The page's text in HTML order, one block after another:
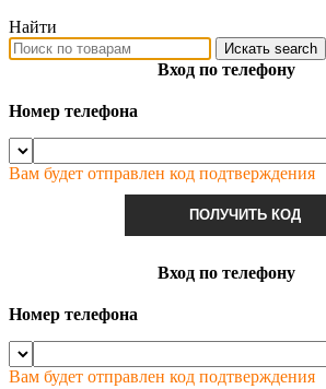
Найти
Искать search
Вход по телефону
Номер телефона
Вам будет отправлен код подтверждения
ПОЛУЧИТЬ КОД
Вход по телефону
Номер телефона
Вам будет отправлен код подтверждения